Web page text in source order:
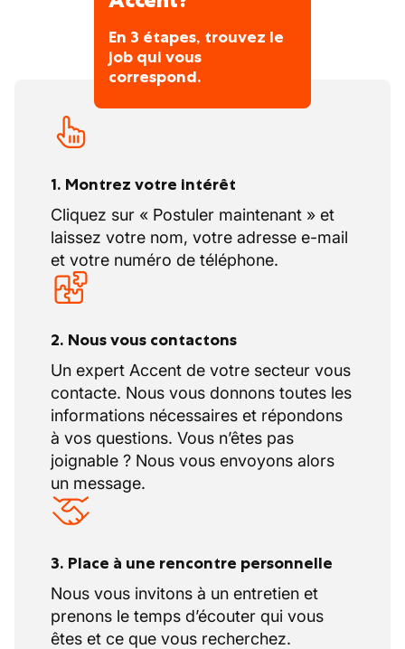
En 3 étapes, trouvez le
job qui vous
correspond.
1. Montrez votre intérêt
Cliquez sur « Postuler maintenant » et
laissez votre nom, votre adresse e-mail
et votre numéro de téléphone.
2. Nous vous contactons
Un expert Accent de votre secteur vous
contacte. Nous vous donnons toutes les
informations nécessaires et répondons
à vos questions. Vous n’êtes pas
joignable ? Nous vous envoyons alors
un message.
3. Place à une rencontre personnelle
Nous vous invitons à un entretien et
prenons le temps d’écouter qui vous
êtes et ce que vous recherchez.